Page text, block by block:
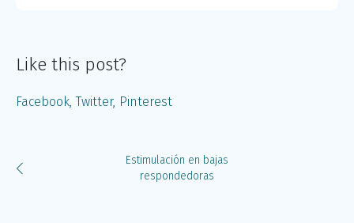
Like this post?
Facebook Twitter Pinterest
Estimulación en bajas
respondedoras